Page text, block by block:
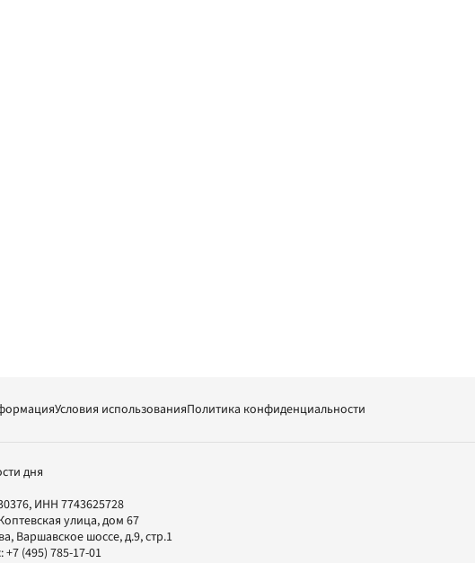
Условия использованияПолитика конфиденциальности
дня
ИНН 7743625728
улица, дом 67
, Варшавское шоссе, д.9, стр.1
+7 (495) 785-17-01